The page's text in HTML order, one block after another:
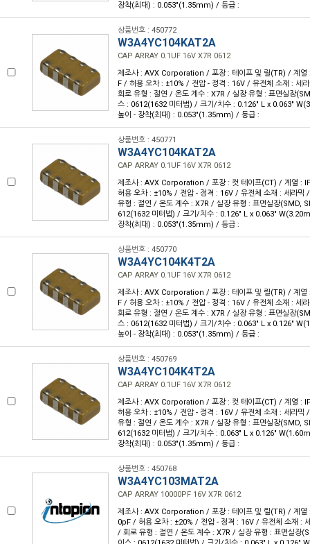
장착(최대) : 0.053"(1.35mm) / 등급 :
상품번호 : 450772
W3A4YC104KAT2A
CAP ARRAY 0.1UF 16V X7R 0612
제조사 : AVX Corporation / 포장 : 테이프 및 릴(TR) / 계
F / 허용 오차 : ±10% / 전압 - 정격 : 16V / 유전체 소재 : 세
회로 유형 : 절연 / 온도 계수 : X7R / 실장 유형 : 표면실장
스 : 0612(1632 미터법) / 크기/치수 : 0.126" L x 0.063"
높이 - 장착(최대) : 0.053"(1.35mm) / 등급 :
상품번호 : 450771
W3A4YC104KAT2A
CAP ARRAY 0.1UF 16V X7R 0612
제조사 : AVX Corporation / 포장 : 컷 테이프(CT) / 계열 :
허용 오차 : ±10% / 전압 - 정격 : 16V / 유전체 소재 : 세라믹
유형 : 절연 / 온도 계수 : X7R / 실장 유형 : 표면실장(SMD,
612(1632 미터법) / 크기/치수 : 0.126" L x 0.063"
장착(최대) : 0.053"(1.35mm) / 등급 :
상품번호 : 450770
W3A4YC104K4T2A
CAP ARRAY 0.1UF 16V X7R 0612
제조사 : AVX Corporation / 포장 : 테이프 및 릴(TR) / 계
F / 허용 오차 : ±10% / 전압 - 정격 : 16V / 유전체 소재 : 세
회로 유형 : 절연 / 온도 계수 : X7R / 실장 유형 : 표면실장
스 : 0612(1632 미터법) / 크기/치수 : 0.063" L x 0.126"
높이 - 장착(최대) : 0.053"(1.35mm) / 등급 :
상품번호 : 450769
W3A4YC104K4T2A
CAP ARRAY 0.1UF 16V X7R 0612
제조사 : AVX Corporation / 포장 : 컷 테이프(CT) / 계열 :
허용 오차 : ±10% / 전압 - 정격 : 16V / 유전체 소재 : 세라믹
유형 : 절연 / 온도 계수 : X7R / 실장 유형 : 표면실장(SMD,
612(1632 미터법) / 크기/치수 : 0.063" L x 0.126"
장착(최대) : 0.053"(1.35mm) / 등급 :
상품번호 : 450768
W3A4YC103MAT2A
CAP ARRAY 10000PF 16V X7R 0612
제조사 : AVX Corporation / 포장 : 테이프 및 릴(TR) / 계열
0pF / 허용 오차 : ±20% / 전압 - 정격 : 16V / 유전체 소재 :
/ 회로 유형 : 절연 / 온도 계수 : X7R / 실장 유형 : 표면실장